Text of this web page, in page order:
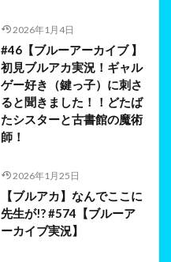
2026年1月4日
#46【ブルーアーカイブ 】
初見ブルアカ実況！ギャル
ゲー好き（鍵っ子）に刺さ
ると聞きました！！どたば
たシスターと古書館の魔術
師！
2026年1月25日
【ブルアカ】なんでここに
先生が!? #574【ブルーア
ーカイブ実況】